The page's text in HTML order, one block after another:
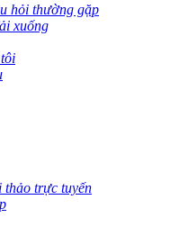
hỏi thường gặp
xuống
thảo trực tuyến